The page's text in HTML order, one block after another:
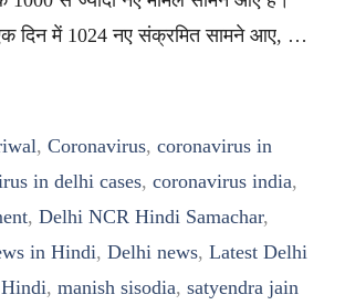
दिन में 1024 नए संक्रमित सामने आए, …
, Coronavirus, coronavirus in
in delhi cases, coronavirus india,
, Delhi NCR Hindi Samachar,
in Hindi, Delhi news, Latest Delhi
, manish sisodia, satyendra jain